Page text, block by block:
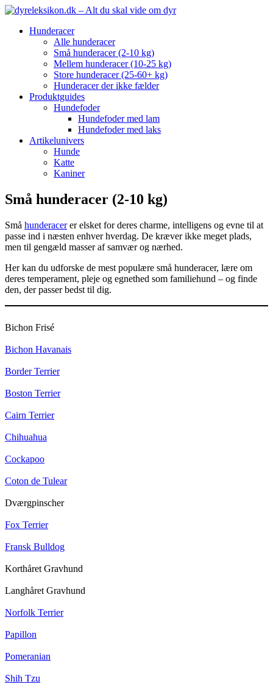
Hunderacer
Alle hunderacer
Små hunderacer (2-10 kg)
Mellem hunderacer (10-25 kg)
Store hunderacer (25-60+ kg)
Hunderacer der ikke fælder
Produktguides
Hundefoder
Hundefoder med lam
Hundefoder med laks
Artikelunivers
Hunde
Katte
Kaniner
Små hunderacer (2-10 kg)
Små hunderacerer elsket for deres charme, intelligens og evne til at
passe ind i næsten enhver hverdag. De kræver ikke meget plads,
men til gengæld masser af samvær og nærhed.
Her kan du udforske de mest populære små hunderacer, lære om
deres temperament, pleje og egnethed som familiehund – og finde
den, der passer bedst til dig.
Bichon Frisé
Bichon Havanais
Border Terrier
Boston Terrier
Cairn Terrier
Chihuahua
Cockapoo
Coton de Tulear
Dværgpinscher
Fox Terrier
Fransk Bulldog
Korthåret Gravhund
Langhåret Gravhund
Norfolk Terrier
Papillon
Pomeranian
Shih Tzu